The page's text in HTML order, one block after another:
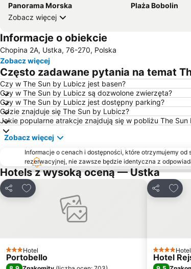
Panorama Morska
Plaża Bobolin
Zobacz więcej
Informacje o obiekcie
Chopina 2A, Ustka, 76-270, Polska
Zobacz więcej
Często zadawane pytania na temat
Czy w The Sun by Lubicz jest basen?
Czy w The Sun by Lubicz są dozwolone zwierzęta?
Czy w The Sun by Lubicz jest dostępny parking?
Gdzie znajduje się The Sun by Lubicz?
Jakie popularne atrakcje znajdują się w pobliżu The Sun
Zobacz więcej
Informacje o cenach i dostępności, które otrzymujemy
rezerwacyjnej, nie zawsze będzie identyczna z
Hotels z wysoką oceną — Ustka
Udostępnij
Dodaj do ulubionych
3 Kategoria
Hotel
Portobello
Udostępnij
4 Kategoria
Hotel
Hotel